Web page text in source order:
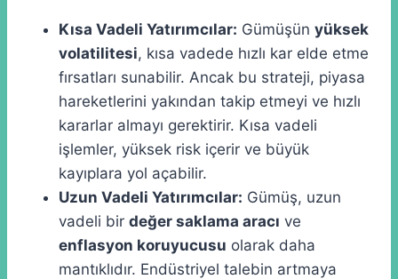
Kısa Vadeli Yatırımcılar: Gümüşün yüksek
volatilitesi, kısa vadede hızlı kar elde etme
fırsatları sunabilir. Ancak bu strateji, piyasa
hareketlerini yakından takip etmeyi ve hızlı
kararlar almayı gerektirir. Kısa vadeli
işlemler, yüksek risk içerir ve büyük
kayıplara yol açabilir.
Uzun Vadeli Yatırımcılar: Gümüş, uzun
vadeli bir değer saklama aracı ve
enflasyon koruyucusu olarak daha
mantıklıdır. Endüstriyel talebin artmaya